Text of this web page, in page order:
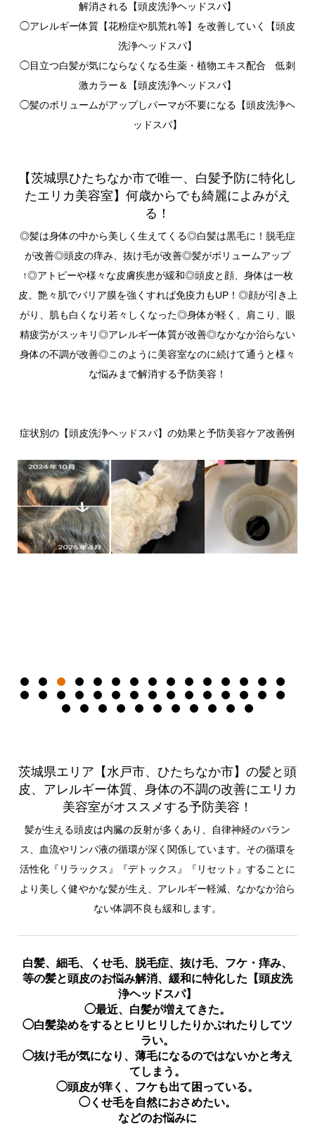
解消される【頭皮洗浄ヘッドスパ】
◯アレルギー体質【花粉症や肌荒れ等】を改善していく【頭皮
洗浄ヘッドスパ】
◯目立つ白髪が気にならなくなる生薬・植物エキス配合 低刺
激カラー＆【頭皮洗浄ヘッドスパ】
◯髪のボリュームがアップしパーマが不要になる【頭皮洗浄ヘ
ッドスパ】
【茨城県ひたちなか市で唯一、白髪予防に特化し
たエリカ美容室】何歳からでも綺麗によみがえ
る！
◎髪は身体の中から美しく生えてくる◎白髪は黒毛に！脱毛症
が改善◎頭皮の痒み、抜け毛が改善◎髪がボリュームアップ
↑◎アトピーや様々な皮膚疾患が緩和◎頭皮と顔、身体は一枚
皮。艶々肌でバリア膜を強くすれば免疫力もUP！◎顔が引き上
がり、肌も白くなり若々しくなった◎身体が軽く、肩こり、眼
精疲労がスッキリ◎アレルギー体質が改善◎なかなか治らない
身体の不調が改善◎このように美容室なのに続けて通うと様々
な悩みまで解消する予防美容！
症状別の【頭皮洗浄ヘッドスパ】の効果と予防美容ケア改善例
茨城県エリア【水戸市、ひたちなか市】の髪と頭
皮、アレルギー体質、身体の不調の改善にエリカ
美容室がオススメする予防美容！
髪が生える頭皮は内臓の反射が多くあり、自律神経のバラン
ス、血流やリンパ液の循環が深く関係しています。その循環を
活性化『リラックス』『デトックス』『リセット』することに
より美しく健やかな髪が生え、アレルギー軽減、なかなか治ら
ない体調不良も緩和します。
白髪、細毛、くせ毛、脱毛症、抜け毛、フケ・痒み、
等の髪と頭皮のお悩み解消、緩和に特化した【頭皮洗
浄ヘッドスパ】
◯最近、白髪が増えてきた。
◯白髪染めをするとヒリヒリしたりかぶれたりしてツ
ラい。
◯抜け毛が気になり、薄毛になるのではないかと考え
てしまう。
◯頭皮が痒く、フケも出て困っている。
◯くせ毛を自然におさめたい。
などのお悩みに